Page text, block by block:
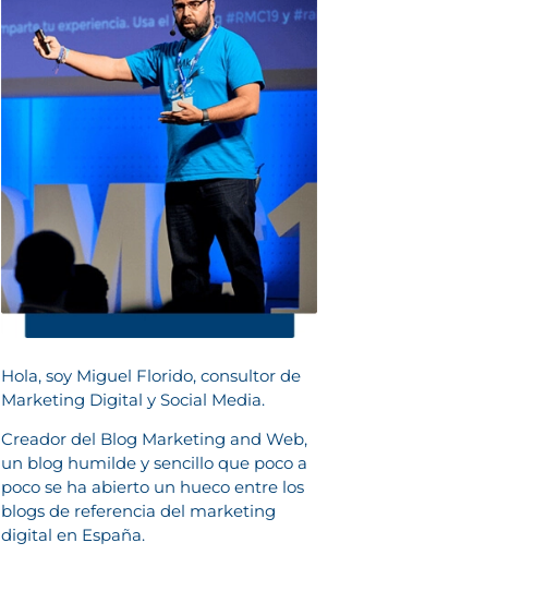
Hola, soy Miguel Florido, consultor de
Marketing Digital y Social Media.
Creador del Blog Marketing and Web,
un blog humilde y sencillo que poco a
poco se ha abierto un hueco entre los
blogs de referencia del marketing
digital en España.